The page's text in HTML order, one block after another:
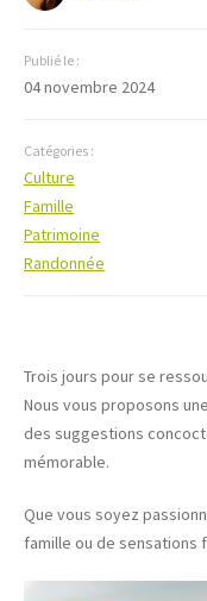
Publié le :
04 novembre 2024
Catégories :
Culture
Famille
Patrimoine
Randonnée
Trois jours pour se
Nous vous proposons
des suggestions
mémorable.
Que vous soyez
famille ou de sensations